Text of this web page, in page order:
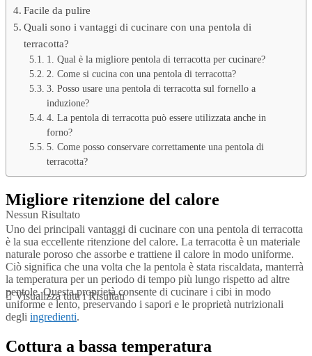
Nessun Risultato
Visualizza tutti i Risultati
Visualizza tutti i Risultati
Facile da pulire
Quali sono i vantaggi di cucinare con una pentola di
terracotta?
1. Qual è la migliore pentola di terracotta per cucinare?
2. Come si cucina con una pentola di terracotta?
3. Posso usare una pentola di terracotta sul fornello a
induzione?
4. La pentola di terracotta può essere utilizzata anche in
forno?
5. Come posso conservare correttamente una pentola di
terracotta?
Migliore ritenzione del calore
Uno dei principali vantaggi di cucinare con una pentola di terracotta
è la sua eccellente ritenzione del calore. La terracotta è un materiale
naturale poroso che assorbe e trattiene il calore in modo uniforme.
Ciò significa che una volta che la pentola è stata riscaldata, manterrà
la temperatura per un periodo di tempo più lungo rispetto ad altre
pentole. Questa proprietà consente di cucinare i cibi in modo
uniforme e lento, preservando i sapori e le proprietà nutrizionali
degli ingredienti.
Cottura a bassa temperatura